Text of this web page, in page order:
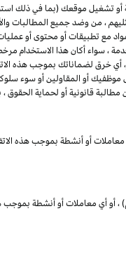
أو تشغيل موقعك (بما في ذلك
، من وضد جميع المطالبات
مع تطبيقات أو محتوى أو
سواء أكان هذا الاستخدام مرخصا
خرق لضماناتك بموجب هذه
أو المقاولين أو سوء
قانونية أو لحماية
أو أنشطة بموجب هذه
أو أي معاملات أو أنشطة بموجب